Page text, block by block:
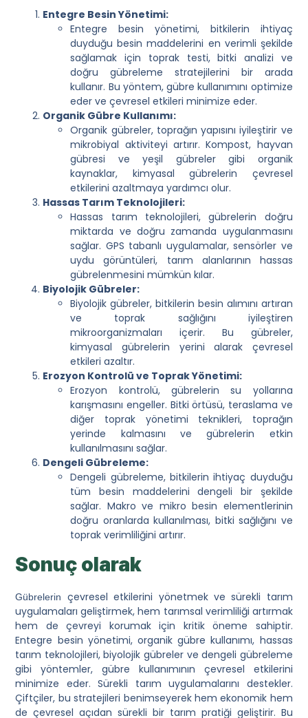
Entegre Besin Yönetimi:
Entegre besin yönetimi, bitkilerin ihtiyaç
duyduğu besin maddelerini en verimli şekilde
sağlamak için toprak testi, bitki analizi ve
doğru gübreleme stratejilerini bir arada
kullanır. Bu yöntem, gübre kullanımını optimize
eder ve çevresel etkileri minimize eder.
Organik Gübre Kullanımı:
Organik gübreler, toprağın yapısını iyileştirir ve
mikrobiyal aktiviteyi artırır. Kompost, hayvan
gübresi ve yeşil gübreler gibi organik
kaynaklar, kimyasal gübrelerin çevresel
etkilerini azaltmaya yardımcı olur.
Hassas Tarım Teknolojileri:
Hassas tarım teknolojileri, gübrelerin doğru
miktarda ve doğru zamanda uygulanmasını
sağlar. GPS tabanlı uygulamalar, sensörler ve
uydu görüntüleri, tarım alanlarının hassas
gübrelenmesini mümkün kılar.
Biyolojik Gübreler:
Biyolojik gübreler, bitkilerin besin alımını artıran
ve toprak sağlığını iyileştiren
mikroorganizmaları içerir. Bu gübreler,
kimyasal gübrelerin yerini alarak çevresel
etkileri azaltır.
Erozyon Kontrolü ve Toprak Yönetimi:
Erozyon kontrolü, gübrelerin su yollarına
karışmasını engeller. Bitki örtüsü, teraslama ve
diğer toprak yönetimi teknikleri, toprağın
yerinde kalmasını ve gübrelerin etkin
kullanılmasını sağlar.
Dengeli Gübreleme:
Dengeli gübreleme, bitkilerin ihtiyaç duyduğu
tüm besin maddelerini dengeli bir şekilde
sağlar. Makro ve mikro besin elementlerinin
doğru oranlarda kullanılması, bitki sağlığını ve
toprak verimliliğini artırır.
Sonuç olarak
Gübrelerin
çevresel etkilerini yönetmek ve sürekli tarım
uygulamaları geliştirmek, hem tarımsal verimliliği artırmak
hem de çevreyi korumak için kritik öneme sahiptir.
Entegre besin yönetimi, organik gübre kullanımı, hassas
tarım teknolojileri, biyolojik gübreler ve dengeli gübreleme
gibi yöntemler, gübre kullanımının çevresel etkilerini
minimize eder. Sürekli tarım uygulamalarını destekler.
Çiftçiler, bu stratejileri benimseyerek hem ekonomik hem
de çevresel açıdan sürekli bir tarım pratiği geliştirir. Bu